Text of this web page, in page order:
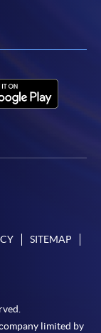
員就讀的課
關程序。
於手機)、
WeChat
數快」(FPS)
方式連同學
SITEMAP
limited by